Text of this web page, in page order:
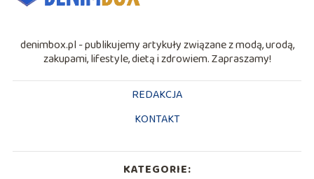
denimbox.pl - publikujemy artykuły związane z modą, urodą,
zakupami, lifestyle, dietą i zdrowiem. Zapraszamy!
REDAKCJA
KONTAKT
KATEGORIE: